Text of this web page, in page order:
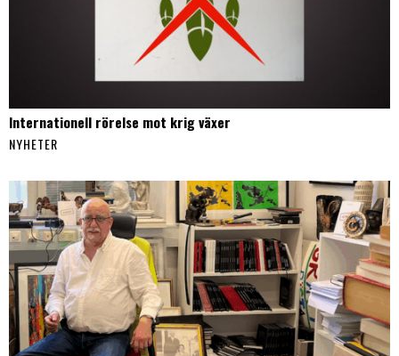
Internationell rörelse mot krig växer
NYHETER